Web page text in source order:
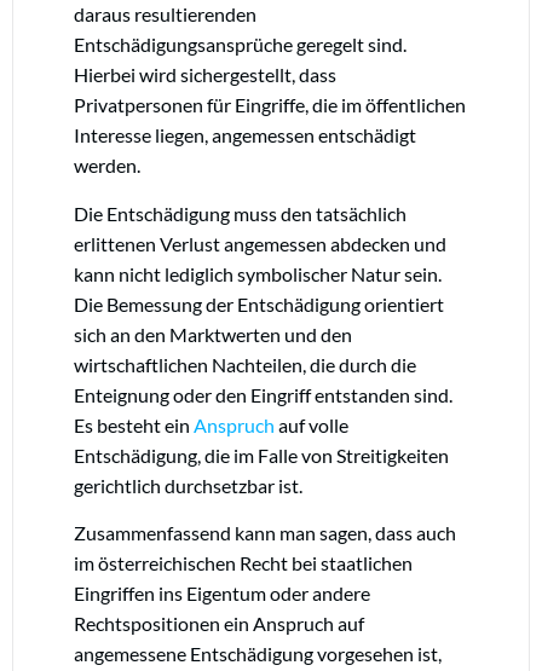
daraus resultierenden
Entschädigungsansprüche geregelt sind.
Hierbei wird sichergestellt, dass
Privatpersonen für Eingriffe, die im öffentlichen
Interesse liegen, angemessen entschädigt
werden.
Die Entschädigung muss den tatsächlich
erlittenen Verlust angemessen abdecken und
kann nicht lediglich symbolischer Natur sein.
Die Bemessung der Entschädigung orientiert
sich an den Marktwerten und den
wirtschaftlichen Nachteilen, die durch die
Enteignung oder den Eingriff entstanden sind.
Es besteht ein Anspruch auf volle
Entschädigung, die im Falle von Streitigkeiten
gerichtlich durchsetzbar ist.
Zusammenfassend kann man sagen, dass auch
im österreichischen Recht bei staatlichen
Eingriffen ins Eigentum oder andere
Rechtspositionen ein Anspruch auf
angemessene Entschädigung vorgesehen ist,